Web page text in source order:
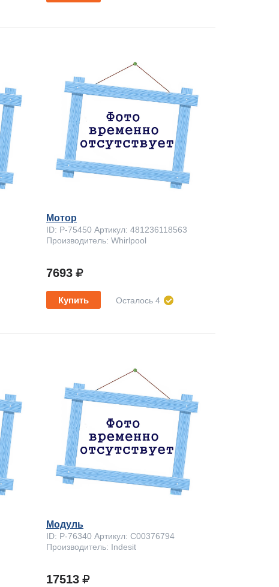
Мотор
ID: P-75450 Артикул: 481236118563
Производитель: Whirlpool
7693
Купить Осталось 4
Модуль
ID: P-76340 Артикул: C00376794
Производитель: Indesit
17513